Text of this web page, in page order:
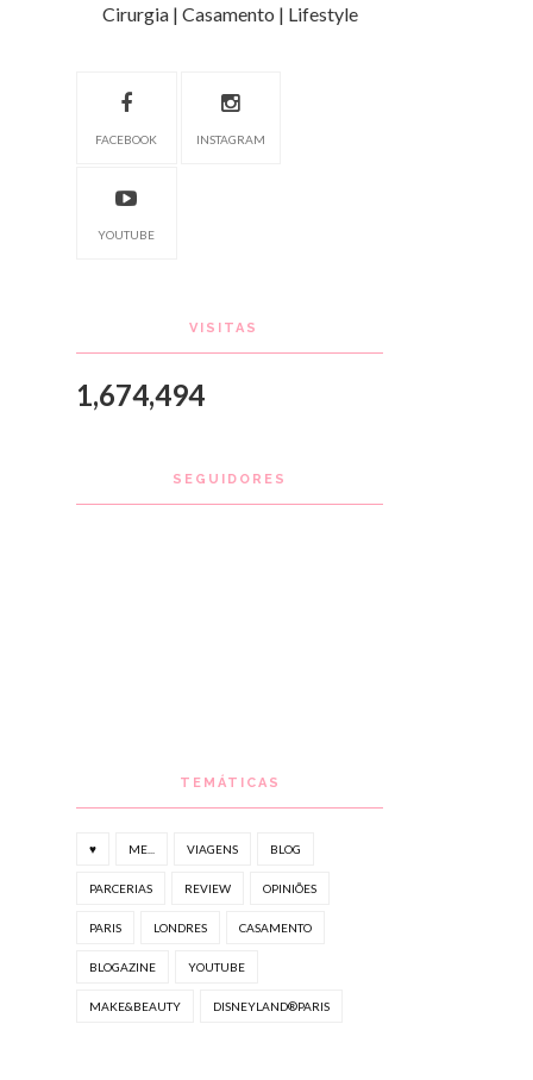
Cirurgia | Casamento | Lifestyle
FACEBOOK INSTAGRAM
YOUTUBE
VISITAS
1,674,494
SEGUIDORES
TEMÁTICAS
♥ ME... VIAGENS BLOG
PARCERIAS REVIEW OPINIÕES
PARIS LONDRES CASAMENTO
BLOGAZINE YOUTUBE
MAKE&BEAUTY DISNEYLAND®PARIS